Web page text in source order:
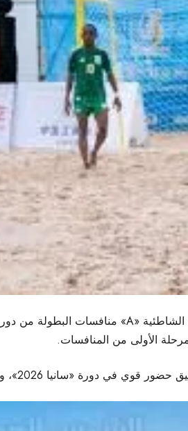
الأولى من المنافسات.
على المراكز المتقدمة في الألعاب الشاطئية الآسيوية